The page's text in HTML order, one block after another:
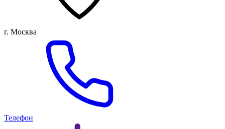
г. Москва
Телефон